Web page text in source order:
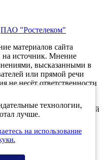
ПАО "Ростелеком"
материалов сайта
на источник. Мнение
высказанными в
или прямой речи
не несёт ответственности
в Федеральной
информационных
(Роскомнадзор) 5
номер ЭЛ № ФС 77 -
технологии,
лучше.
на использование